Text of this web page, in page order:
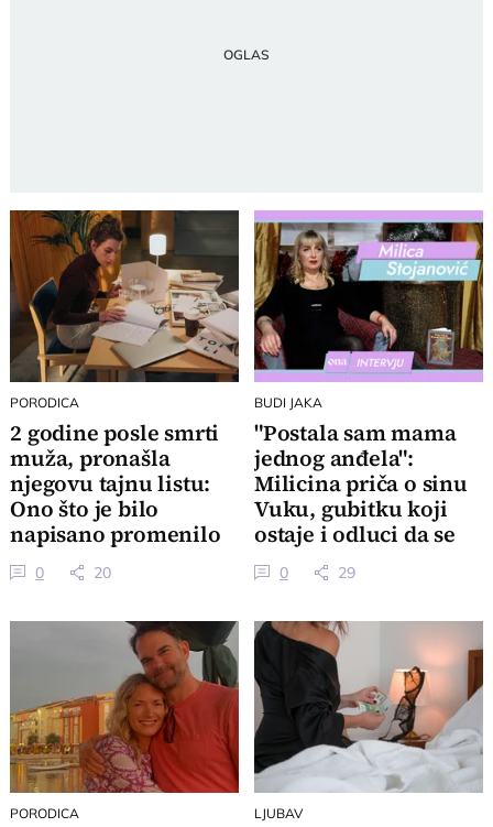
PORODICA
2 godine posle smrti
muža, pronašla
njegovu tajnu listu:
Ono što je bilo
napisano promenilo
je život porodice
0 20
BUDI JAKA
"Postala sam mama
jednog anđela":
Milicina priča o sinu
Vuku, gubitku koji
ostaje i odluci da se
živi dalje
0 29
PORODICA LJUBAV